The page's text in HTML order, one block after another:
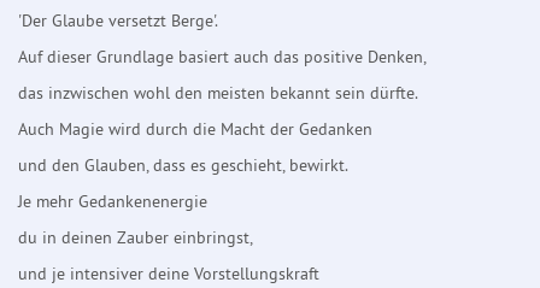
'Der Glaube versetzt Berge'.
Auf dieser Grundlage basiert auch das positive Denken,
das inzwischen wohl den meisten bekannt sein dürfte.
Auch Magie wird durch die Macht der Gedanken
und den Glauben, dass es geschieht, bewirkt.
Je mehr Gedankenenergie
du in deinen Zauber einbringst,
und je intensiver deine Vorstellungskraft